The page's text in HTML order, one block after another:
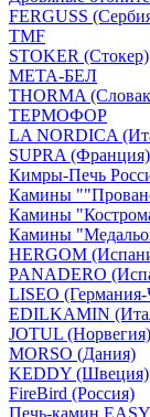
FERGUSS
TMF
STOKER (Стокер)
МЕТА-БЕЛ
THORMA
ТЕРМОФОР
LA NORDICA
SUPRA (Франция)
Кимры-Печь
Камины
Камины
Камины
HERGOM
PANADERO
LISEO
EDILKAMIN
JOTUL (Норвегия)
MORSO (Дания)
KEDDY (Швеция)
FireBird (Россия)
Печь-камин